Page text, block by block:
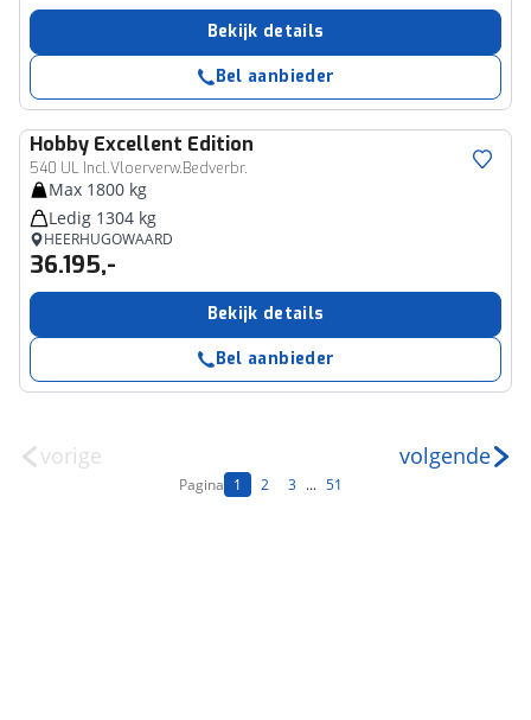
Bekijk details
Bel aanbieder
Hobby Excellent Edition
540 UL Incl.Vloerverw.Bedverbr.
Max 1800 kg
Ledig 1304 kg
HEERHUGOWAARD
36.195,-
Bekijk details
Bel aanbieder
vorige
Pagina 1 2 3 ... 51
volgende